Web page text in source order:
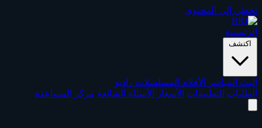
تخطي إلى المحتوى
الرئيسية
اكتشف
البث المباشر الأفلام المسلسلات راديو
الطلبات التطبيقات الأسعار الأسئلة الشائعة مركز المساعدة